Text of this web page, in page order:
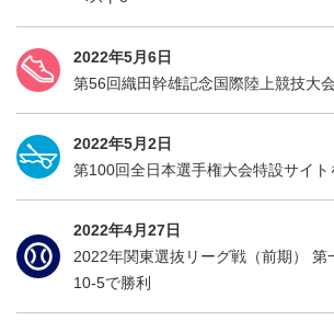
2022年5月6日
第56回織田幹雄記念国際陸上競技大
2022年5月2日
第100回全日本選手権大会特設サイト
2022年4月27日
2022年関東選抜リーグ戦（前期） 第
10-5で勝利